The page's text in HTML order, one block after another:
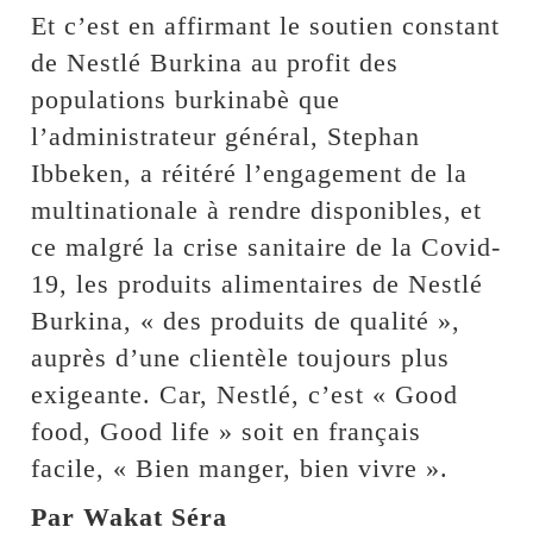
Et c’est en affirmant le soutien constant
de Nestlé Burkina au profit des
populations burkinabè que
l’administrateur général, Stephan
Ibbeken, a réitéré l’engagement de la
multinationale à rendre disponibles, et
ce malgré la crise sanitaire de la Covid-
19, les produits alimentaires de Nestlé
Burkina, « des produits de qualité »,
auprès d’une clientèle toujours plus
exigeante. Car, Nestlé, c’est « Good
food, Good life » soit en français
facile, « Bien manger, bien vivre ».
Par Wakat Séra